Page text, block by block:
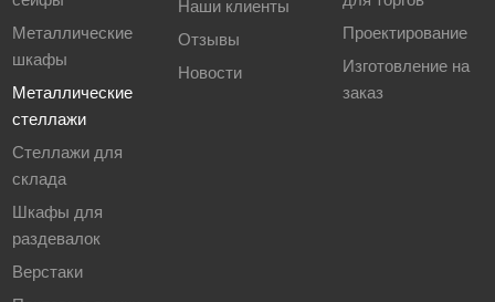
Металлические
шкафы
Металлические
стеллажи
Стеллажи для
склада
Шкафы для
раздевалок
Верстаки
Наши клиенты
Отзывы
Новости
Проектирование
Изготовление на
заказ